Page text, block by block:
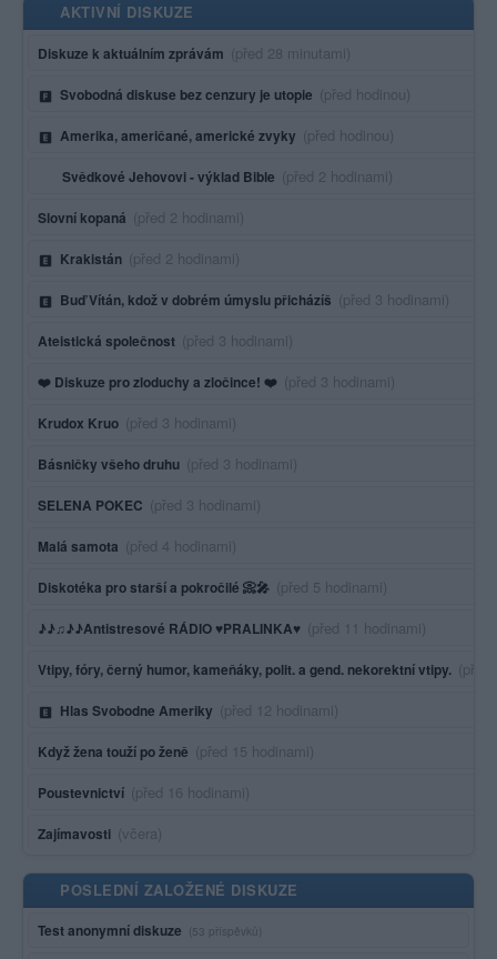
AKTIVNÍ DISKUZE
Diskuze k aktuálním zprávám Poslední aktivita:
(před 28 minutami)
Svobodná diskuse bez cenzury je utopie Poslední aktivita:
(před hodinou)
Amerika, američané, americké zvyky Poslední aktivita:
(před hodinou)
Svědkové Jehovovi - výklad Bible Poslední aktivita:
(před 2 hodinami)
Slovní kopaná Poslední aktivita:
(před 2 hodinami)
Krakistán Poslední aktivita:
(před 2 hodinami)
Buď Vítán, kdož v dobrém úmyslu přicházíš Poslední aktivita:
(před 3 hodinami)
Ateistická společnost Poslední aktivita:
(před 3 hodinami)
❤️ Diskuze pro zloduchy a zločince! ❤️ Poslední aktivita:
(před 3 hodinami)
Krudox Kruo Poslední aktivita:
(před 3 hodinami)
Básničky všeho druhu Poslední aktivita:
(před 3 hodinami)
SELENA POKEC Poslední aktivita:
(před 3 hodinami)
Malá samota Poslední aktivita:
(před 4 hodinami)
Diskotéka pro starší a pokročilé 📀🎤 Poslední aktivita:
(před 5 hodinami)
♪♪♫♪♪Antistresové RÁDIO ♥PRALINKA♥ Poslední aktivita:
(před 11 hodinami)
Vtipy, fóry, černý humor, kameňáky, polit. a gend. nekorektní vtipy. (před
Hlas Svobodne Ameriky Poslední aktivita:
(před 12 hodinami)
Když žena touží po ženě Poslední aktivita:
(před 15 hodinami)
Poustevnictví Poslední aktivita:
(před 16 hodinami)
Zajímavosti Poslední aktivita:
(včera)
POSLEDNÍ ZALOŽENÉ DISKUZE
Test anonymní diskuze (53 příspěvků)